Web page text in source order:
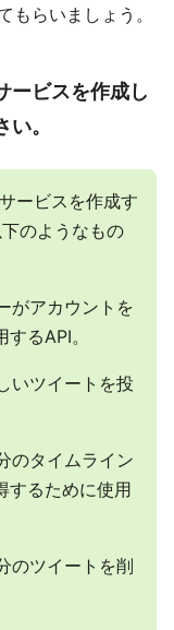
もらいましょう。
ビスを作成し
。
ービスを作成す
のようなもの
がアカウントを
るAPI。
いツイートを投
のタイムライン
するために使用
のツイートを削